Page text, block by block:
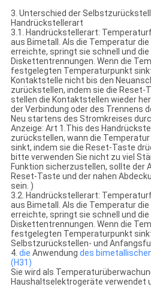
3. Unterschied der
Handrückstellerart
3.1. Handrückstellerart:
aus Bimetall. Als die Temperatur
erreichte, springt sie schnell und
Diskettentrennungen. Wenn die
festgelegten Temperaturpunkt
Kontaktstelle nicht bis den
zurückstellen, indem sie die Reset-
stellen die Kontaktstellen wieder
der Verbindung oder des Trennens
Neu startens des Stromkreises
Anzeige: Art 1.This des
zurückstellen, wann die Temperatur
sinkt, indem sie die Reset-Taste
bitte verwenden Sie nicht zu viel
Funktion sicherzustellen, sollte der
Reset-Taste und der nahen
sein. )
3.2. Handrückstellerart:
aus Bimetall. Als die Temperatur
erreichte, springt sie schnell und
Diskettentrennungen. Wenn die
festgelegten Temperaturpunkt
Selbstzurückstellen- und
4. die Anwendung des
(H31)
Sie wird als
Haushaltselektrogeräte verwendet